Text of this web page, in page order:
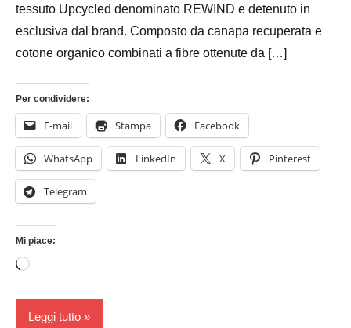
tessuto Upcycled denominato REWIND e detenuto in
esclusiva dal brand. Composto da canapa recuperata e
cotone organico combinati a fibre ottenute da […]
Per condividere:
E-mail Stampa Facebook
WhatsApp LinkedIn X Pinterest
Telegram
Mi piace:
Caricamento
corso…
Leggi tutto